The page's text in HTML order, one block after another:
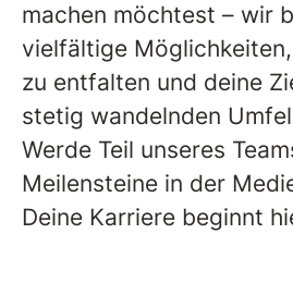
machen möchtest – wir
vielfältige
zu entfalten und deine
stetig wandelnden
Werde Teil unseres
Meilensteine in der
Deine Karriere beginnt